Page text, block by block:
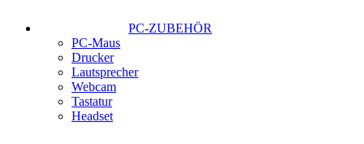
PC-ZUBEHÖR
PC-Maus
Drucker
Lautsprecher
Webcam
Tastatur
Headset